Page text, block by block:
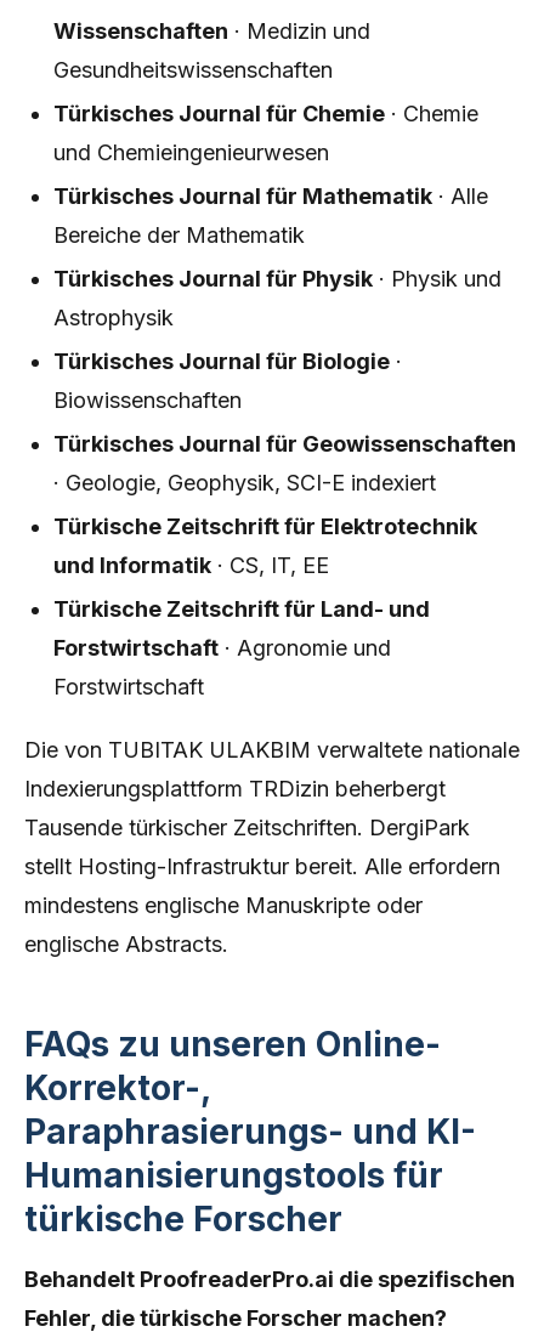
Wissenschaften · Medizin und
Gesundheitswissenschaften
Türkisches Journal für Chemie · Chemie
und Chemieingenieurwesen
Türkisches Journal für Mathematik · Alle
Bereiche der Mathematik
Türkisches Journal für Physik · Physik und
Astrophysik
Türkisches Journal für Biologie ·
Biowissenschaften
Türkisches Journal für Geowissenschaften
· Geologie, Geophysik, SCI-E indexiert
Türkische Zeitschrift für Elektrotechnik
und Informatik · CS, IT, EE
Türkische Zeitschrift für Land- und
Forstwirtschaft · Agronomie und
Forstwirtschaft
Die von TUBITAK ULAKBIM verwaltete nationale
Indexierungsplattform TRDizin beherbergt
Tausende türkischer Zeitschriften. DergiPark
stellt Hosting-Infrastruktur bereit. Alle erfordern
mindestens englische Manuskripte oder
englische Abstracts.
FAQs zu unseren Online-
Korrektor-,
Paraphrasierungs- und KI-
Humanisierungstools für
türkische Forscher
Behandelt ProofreaderPro.ai die spezifischen
Fehler, die türkische Forscher machen?